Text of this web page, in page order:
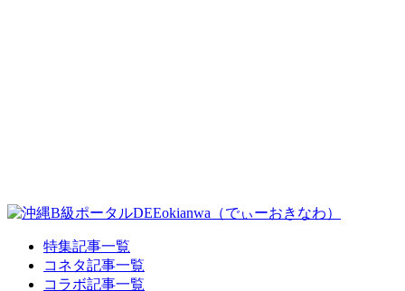
特集記事一覧
コネタ記事一覧
コラボ記事一覧